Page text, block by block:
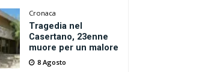
Cronaca
Tragedia nel
Casertano, 23enne
muore per un malore
8 Agosto